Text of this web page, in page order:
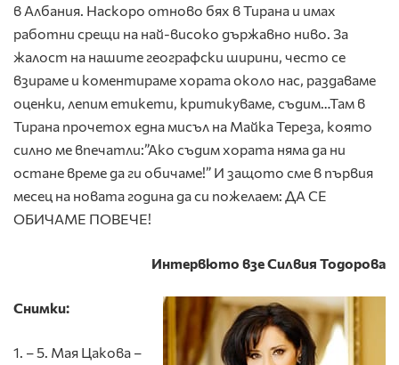
в Албания. Наскоро отново бях в Тирана и имах
работни срещи на най-високо държавно ниво. За
жалост на нашите географски ширини, често се
взираме и коментираме хората около нас, раздаваме
оценки, лепим етикети, критикуваме, съдим…Там в
Тирана прочетох една мисъл на Майка Тереза, която
силно ме впечатли:”Ако съдим хората няма да ни
остане време да ги обичаме!” И защото сме в първия
месец на новата година да си пожелаем: ДА СЕ
ОБИЧАМЕ ПОВЕЧЕ!
Интервюто взе Силвия Тодорова
Снимки:
1. – 5. Мая Цакова –